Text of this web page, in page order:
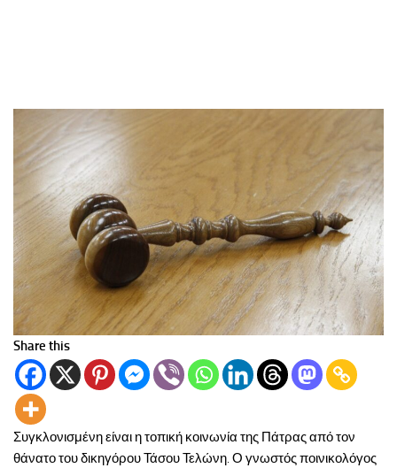
Share this
Συγκλονισμένη είναι η τοπική κοινωνία της Πάτρας από τον
θάνατο του δικηγόρου Τάσου Τελώνη. Ο γνωστός ποινικολόγος